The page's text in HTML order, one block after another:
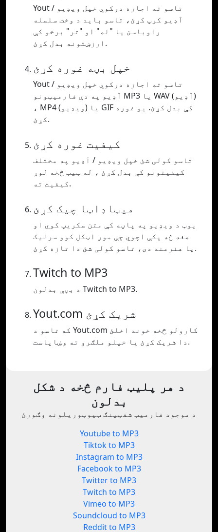
Yout تاسو ته اجازه درکوي خپل ویډیو /
آډیو کرپ کړئ، تاسو باید د وخت سلسله
راوباسئ یا "له" او "تر" برخو کې
ارزښتونه بدل کړئ.
خپل بڼه غوره کړئ
Yout تاسو ته اجازه درکوي خپل ویډیو /
آډیو په دې فارمیټونو MP3 یا WAV (آډیو)
، MP4 (ویډیو) یا GIF کې بدل کړئ. یو غوره
کړئ.
کیفیت غوره کړئ
تاسو کولی شئ خپل ویډیو / آډیو په مختلف
کیفیتونو کې بدل کړئ ، له ټیټ څخه لوړ
کیفیت ته.
میټاډاټا چیک کړئ
یوټ د ویډیو په پاڼه کې متن سکریپ کوي او
هغه څه پکې اچوي چې موږ اټکل کوو سرلیک
یا هنرمند دی، تاسو کولی شئ دا تازه کړئ.
Twitch to MP3
د بڼې بدلون Twitch to MP3.
Yout.com شریک کړئ
که تاسو د Yout.com کارولو څخه خوند اخلئ
دا شریک کړئ یا خپلو ملګرو ته وښایاست.
د هر پلیټ فارم څخه د شکل
بدلون
د موجود فارمیټ شفټینګ ټیوټوریلونه وګورئ
Youtube to MP3
Tiktok to MP3
Instagram to MP3
Facebook to MP3
Twitter to MP3
Twitch to MP3
Vimeo to MP3
Soundcloud to MP3
Reddit to MP3